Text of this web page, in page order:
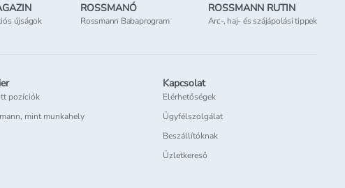
újságok
ROSSMANÓ
Rossmann Babaprogram
ROSSMANN RUTIN
Arc-, haj- és szájápolási tippek
pozíciók
mint munkahely
Kapcsolat
Elérhetőségek
Ügyfélszolgálat
Beszállítóknak
Üzletkereső